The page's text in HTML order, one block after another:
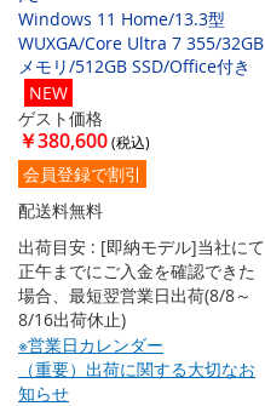
Windows 11 Home/13.3型
WUXGA/Core Ultra 7 355/32GB
メモリ/512GB SSD/Office付き
NEW
ゲスト価格
￥380,600
会員登録で割引
配送料無料
出荷目安 : [即納モデル]当社にて
正午までにご入金を確認できた
場合、最短翌営業日出荷(8/8～
8/16出荷休止)
※営業日カレンダー
（重要）出荷に関する大切なお
知らせ